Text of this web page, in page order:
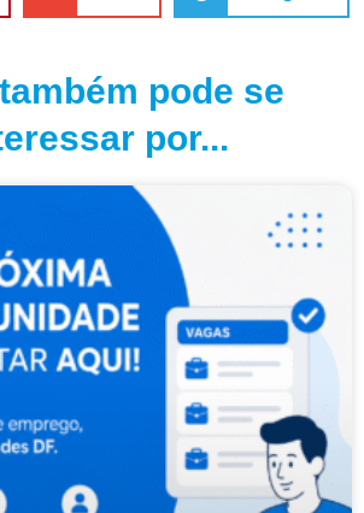
pode se
por...